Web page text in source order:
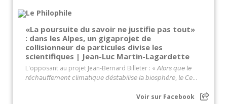
«La poursuite du savoir ne justifie pas tout»
: dans les Alpes, un gigaprojet de
collisionneur de particules divise les
scientifiques | Jean-Luc Martin-Lagardette
L'opposant au projet Jean-Bernard Billeter : « 𝘈𝘭𝘰𝘳𝘴 𝘲𝘶𝘦 𝘭𝘦
𝘳𝘦́𝘤𝘩𝘢𝘶𝘧𝘧𝘦𝘮𝘦𝘯𝘵 𝘤𝘭𝘪𝘮𝘢𝘵𝘪𝘲𝘶𝘦 𝘥𝘦́𝘴𝘵𝘢𝘣𝘪𝘭𝘪𝘴𝘦 𝘭𝘢 𝘣𝘪𝘰𝘴𝘱𝘩𝘦̀𝘳𝘦, 𝘭𝘦 𝘊𝘦...
Voir sur Facebook